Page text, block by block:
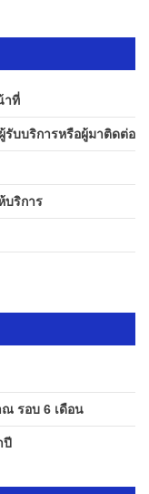
าที่
รับบริการหรือผู้มาติดต่อ
บริการ
รอบ 6 เดือน
ปี